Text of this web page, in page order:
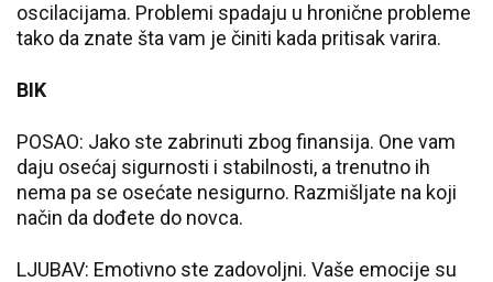
oscilacijama. Problemi spadaju u hronične probleme
tako da znate šta vam je činiti kada pritisak varira.
BIK
POSAO: Jako ste zabrinuti zbog finansija. One vam
daju osećaj sigurnosti i stabilnosti, a trenutno ih
nema pa se osećate nesigurno. Razmišljate na koji
način da dođete do novca.
LJUBAV: Emotivno ste zadovoljni. Vaše emocije su